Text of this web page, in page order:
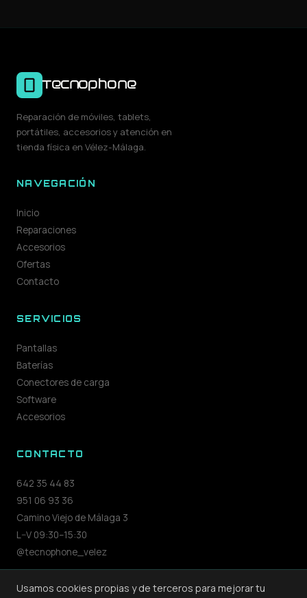
Tecnophone
Reparación de móviles, tablets,
portátiles, accesorios y atención en
tienda física en Vélez-Málaga.
NAVEGACIÓN
Inicio
Reparaciones
Accesorios
Ofertas
Contacto
SERVICIOS
Pantallas
Baterías
Conectores de carga
Software
Accesorios
CONTACTO
642 35 44 83
951 06 93 36
Camino Viejo de Málaga 3
L–V 09:30–15:30
@tecnophone_velez
Usamos cookies propias y de terceros para mejorar tu